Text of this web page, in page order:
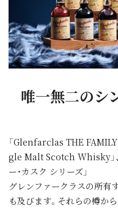
唯一無二のシ
「Glenfarclas THE
gle Malt Scotch Whisky」
ー・カスク シリーズ」
グレンファークラスの所有
も及びます。それらの樽か